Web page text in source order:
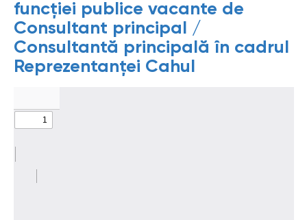
funcției publice vacante de
Consultant principal /
Consultantă principală în cadrul
Reprezentanței Cahul